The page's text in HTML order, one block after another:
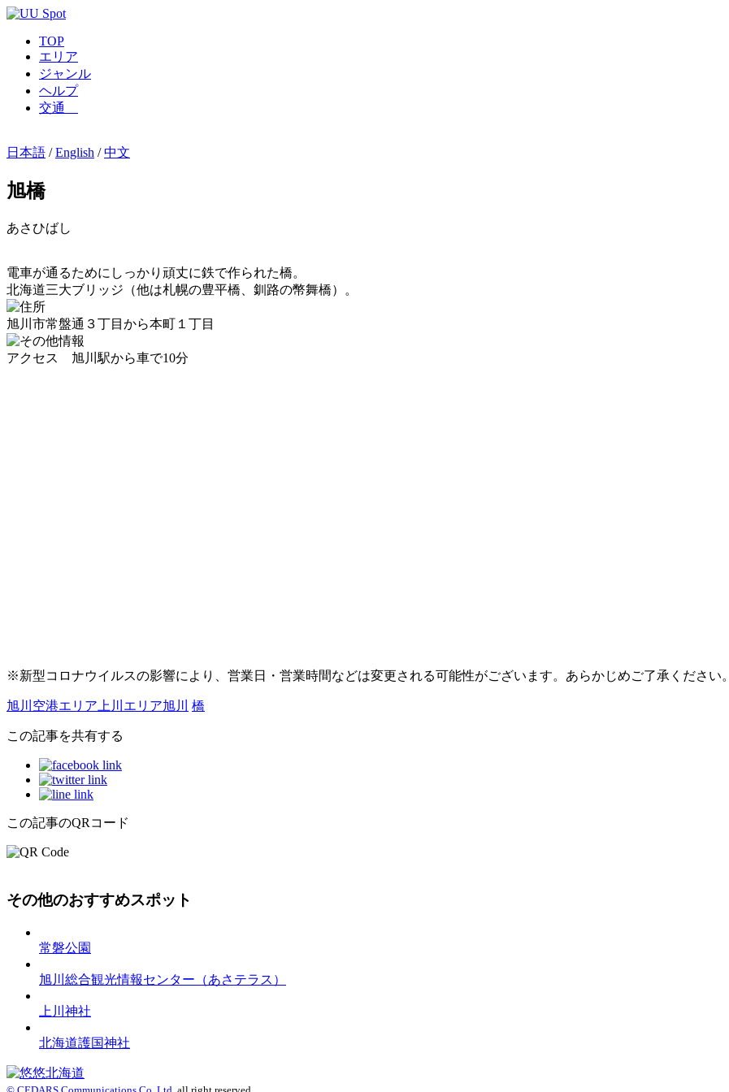
TOP
エリア
ジャンル
ヘルプ
交通
日本語 /English /中文
旭橋
あさひばし
電車が通るためにしっかり頑丈に鉄で作られた橋。
北海道三大ブリッジ（他は札幌の豊平橋、釧路の幣舞橋）。
旭川市常盤通３丁目から本町１丁目
アクセス 旭川駅から車で10分
※新型コロナウイルスの影響により、営業日・営業時間などは変更される可能性がございます。あらかじめご了承ください。
旭川空港エリア 上川エリア旭川 橋
この記事を共有する
この記事のQRコード
その他のおすすめスポット
常磐公園
旭川総合観光情報センター（あさテラス）
上川神社
北海道護国神社